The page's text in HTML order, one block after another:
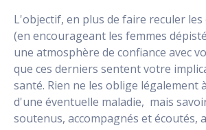
L'objectif, en plus de faire reculer les
(en encourageant les femmes
une atmosphère de confiance avec
que ces derniers sentent votre
santé. Rien ne les oblige légalement
d'une éventuelle maladie, mais
soutenus, accompagnés et écoutés,